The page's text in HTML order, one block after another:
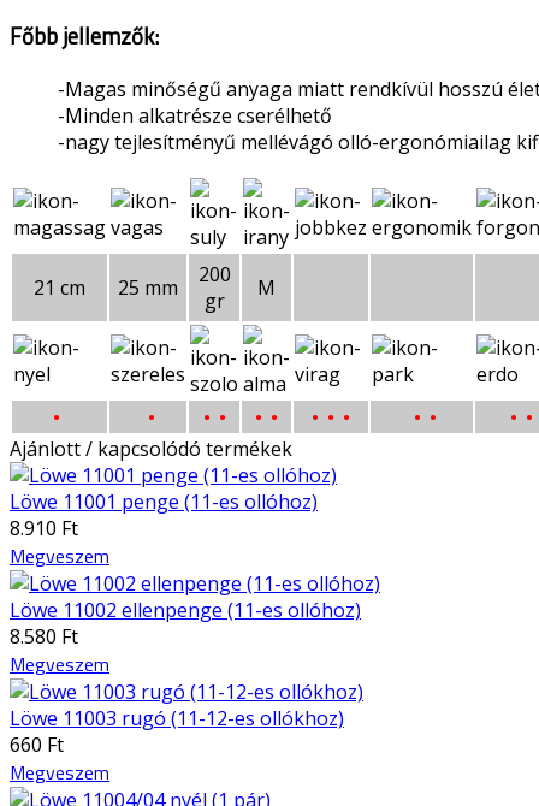
Főbb jellemzők:
-Magas minőségű anyaga miatt rendkívül hosszú
-Minden alkatrésze cserélhető
-nagy tejlesítményű mellévágó olló-ergonómiailag
21 cm 25 mm
200
gr
M
• • • • • • • • • • • • •
Ajánlott / kapcsolódó termékek
Löwe 11001 penge (11-es ollóhoz)
8.910 Ft
Megveszem
Löwe 11002 ellenpenge (11-es ollóhoz)
8.580 Ft
Megveszem
Löwe 11003 rugó (11-12-es ollókhoz)
660 Ft
Megveszem